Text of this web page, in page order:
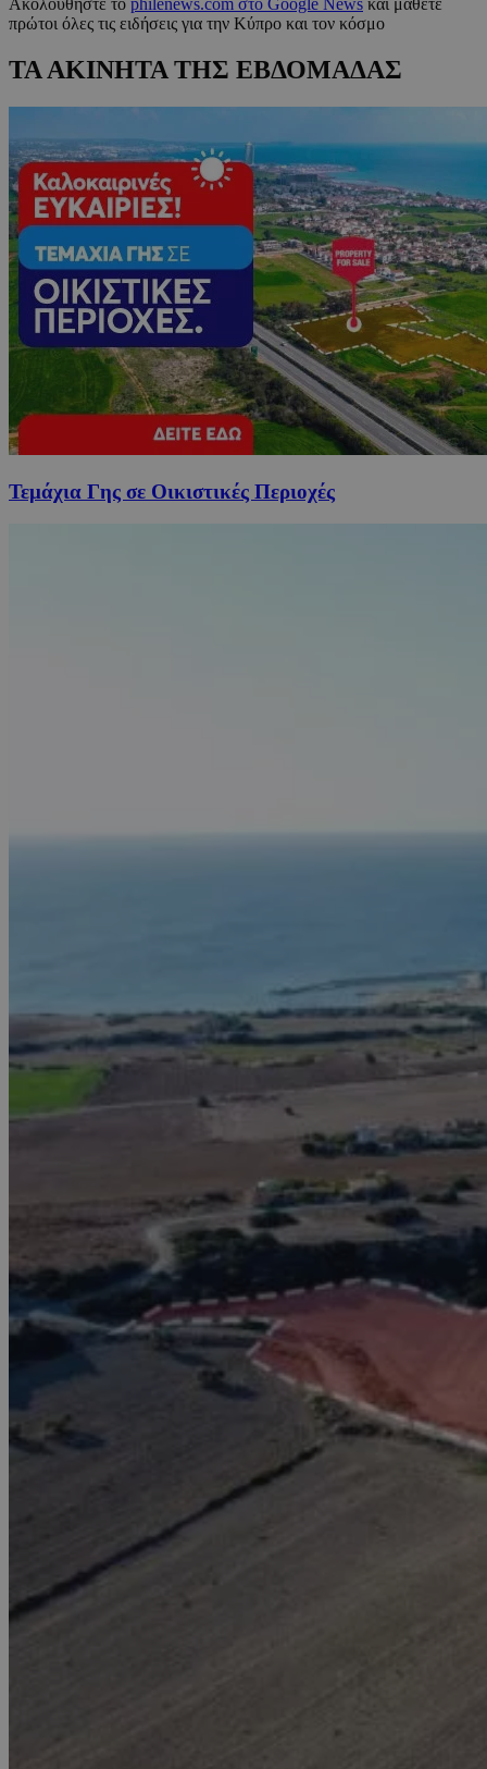
Ακολουθήστε το philenews.com στο Google News και μάθετε
πρώτοι όλες τις ειδήσεις για την Κύπρο και τον κόσμο
ΤΑ ΑΚΙΝΗΤΑ ΤΗΣ ΕΒΔΟΜΑΔΑΣ
Τεμάχια Γης σε Οικιστικές Περιοχές